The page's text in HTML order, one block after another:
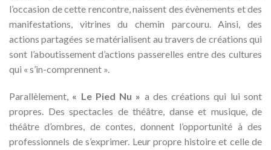
l’occasion de cette rencontre, naissent des évènements et des
manifestations, vitrines du chemin parcouru. Ainsi, des
actions partagées se matérialisent au travers de créations qui
sont l’aboutissement d’actions passerelles entre des cultures
qui « s’in-comprennent ».
Parallèlement, « Le Pied Nu » a des créations qui lui sont
propres. Des spectacles de théâtre, danse et musique, de
théâtre d’ombres, de contes, donnent l’opportunité à des
professionnels de s’exprimer. Leur propre histoire et celle de